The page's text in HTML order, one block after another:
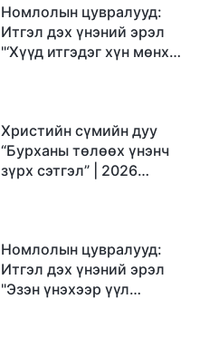
Номлолын цувралууд:
Итгэл дэх үнэний эрэл
"‘Хүүд итгэдэг хүн мөнх
Христийн сүмийн дуу
“Бурханы төлөөх үнэнч
зүрх сэтгэл” | 2026
Номлолын цувралууд:
Итгэл дэх үнэний эрэл
"Эзэн үнэхээр үүл